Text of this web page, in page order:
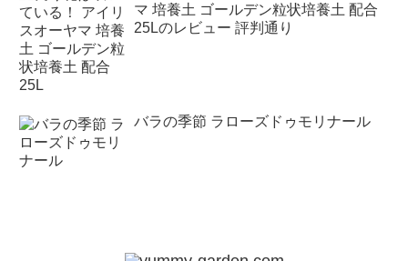
マ 培養土 ゴールデン粒状培養土 配合
25Lのレビュー 評判通り
バラの季節 ラローズドゥモリナール